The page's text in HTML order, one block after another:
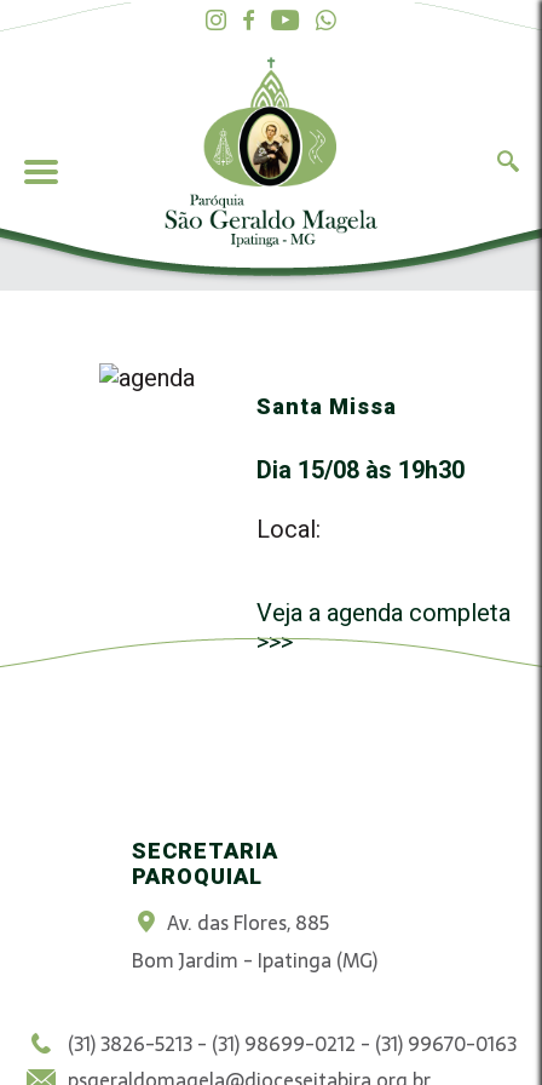
Santa Missa
Dia 15/08 às 19h30
Local:
Veja a agenda completa
>>>
SECRETARIA
PAROQUIAL
Av. das Flores, 885
Bom Jardim - Ipatinga (MG)
(31) 3826-5213 - (31) 98699-0212 - (31) 99670-0163